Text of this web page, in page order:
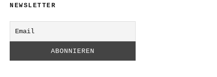
NEWSLETTER